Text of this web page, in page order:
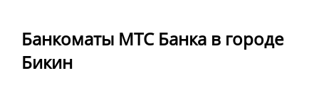
Банкоматы МТС Банка в городе
Бикин